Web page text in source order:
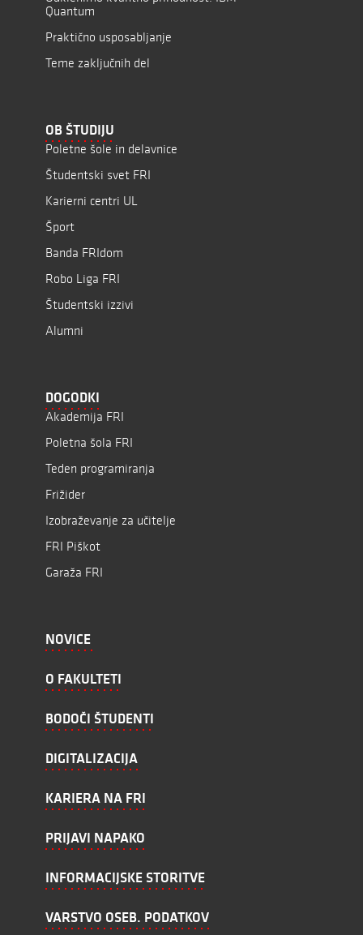
Quantum
Praktično usposabljanje
Teme zaključnih del
OB ŠTUDIJU
Poletne šole in delavnice
Študentski svet FRI
Karierni centri UL
Šport
Banda FRIdom
Robo Liga FRI
Študentski izzivi
Alumni
DOGODKI
Akademija FRI
Poletna šola FRI
Teden programiranja
Frižider
Izobraževanje za učitelje
FRI Piškot
Garaža FRI
NOVICE
O FAKULTETI
BODOČI ŠTUDENTI
DIGITALIZACIJA
KARIERA NA FRI
PRIJAVI NAPAKO
INFORMACIJSKE STORITVE
VARSTVO OSEB. PODATKOV